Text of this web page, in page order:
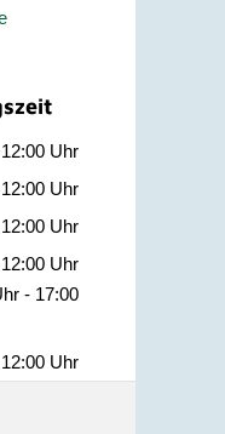
12:00 Uhr
12:00 Uhr
12:00 Uhr
12:00 Uhr
- 17:00
12:00 Uhr